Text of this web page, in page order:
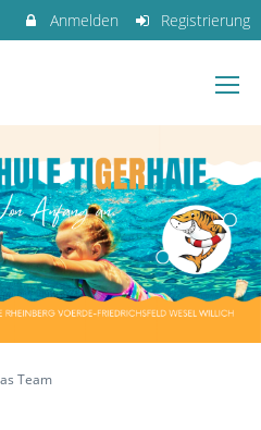
Anmelden Registrierung
Team